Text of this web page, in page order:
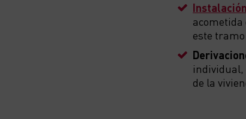
este
individual,
de la